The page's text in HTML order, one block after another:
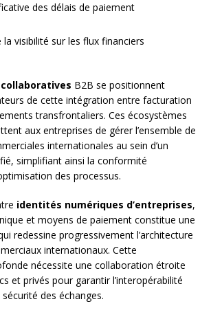
des délais de paiement
visibilité sur les flux financiers
B2B se positionnent
de cette intégration entre facturation
transfrontaliers. Ces écosystèmes
aux entreprises de gérer l’ensemble de
internationales au sein d’un
simplifiant ainsi la conformité
des processus.
identités numériques d’entreprises,
et moyens de paiement constitue une
redessine progressivement l’architecture
internationaux. Cette
nécessite une collaboration étroite
et privés pour garantir l’interopérabilité
des échanges.